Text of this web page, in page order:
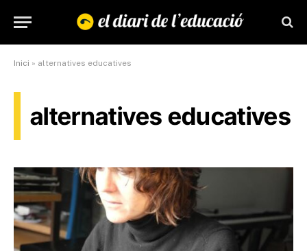
Inici » alternatives educatives
alternatives educatives